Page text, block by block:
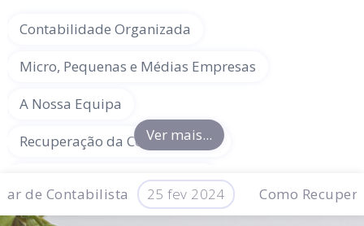
Contabilidade Organizada
Micro, Pequenas e Médias Empresas
A Nossa Equipa
Recuperação da Contabilidade
Como mudar de Contabilista
Salários e Recursos Humanos
Ver mais...
de Contabilista 25 fev 2024 Como